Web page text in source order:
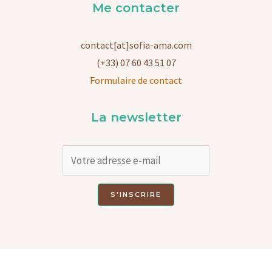
Me contacter
contact[at]sofia-ama.com
(+33) 07 60 43 51 07
Formulaire de contact
La newsletter